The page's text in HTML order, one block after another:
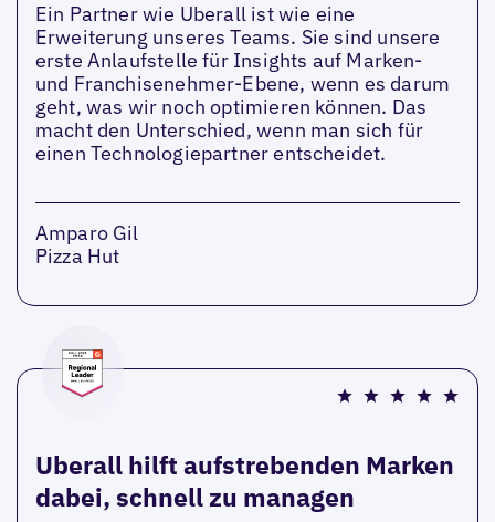
Ein Partner wie Uberall ist wie eine
Erweiterung unseres Teams. Sie sind unsere
erste Anlaufstelle für Insights auf Marken-
und Franchisenehmer-Ebene, wenn es darum
geht, was wir noch optimieren können. Das
macht den Unterschied, wenn man sich für
einen Technologiepartner entscheidet.
Amparo Gil
Pizza Hut
Uberall hilft aufstrebenden Marken
dabei, schnell zu managen